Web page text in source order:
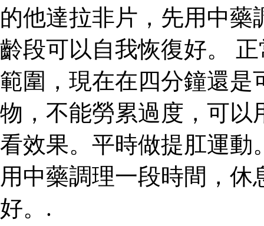
的他達拉非片，先用中
齡段可以自我恢復好。
範圍，現在在四分鐘還是
物，不能勞累過度，可以
看效果。平時做提肛運動
用中藥調理一段時間，
好。.